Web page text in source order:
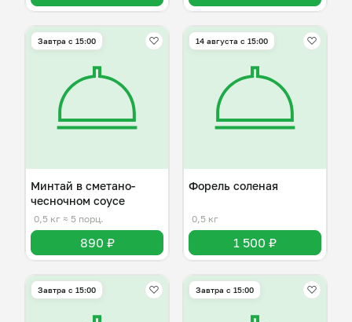
Завтра c 15:00
Минтай в сметано-
чесночном соусе
0,5 кг ≈ 5 порц.
890 ₽
14 августа с 15:00
Форель соленая
0,5 кг
1 500 ₽
Завтра c 15:00 Завтра c 15:00